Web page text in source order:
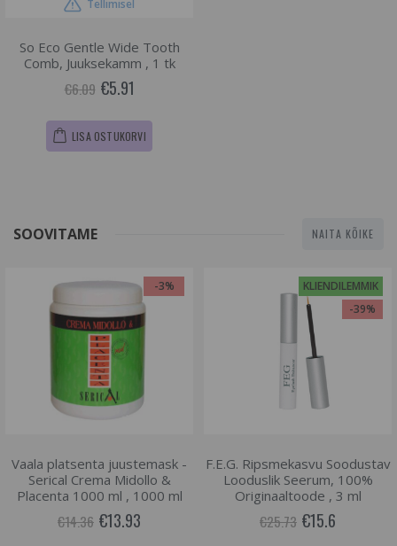
Tellimisel
So Eco Gentle Wide Tooth
Comb, Juuksekamm , 1 tk
€6.09 €5.91
LISA OSTUKORVI
SOOVITAME NAITA KÕIKE
-3%
Vaala platsenta juustemask -
Serical Crema Midollo &
Placenta 1000 ml , 1000 ml
€14.36 €13.93
KLIENDILEMMIK
-39%
F.E.G. Ripsmekasvu Soodustav
Looduslik Seerum, 100%
Originaaltoode , 3 ml
€25.73 €15.6